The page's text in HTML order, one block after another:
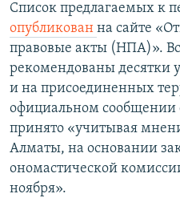
Список предлагаемых к
опубликован на сайте
правовые акты (НПА)».
рекомендованы десятки
и на присоединенных
официальном сообщении
принято «учитывая
Алматы, на основании
ономастической
ноября».